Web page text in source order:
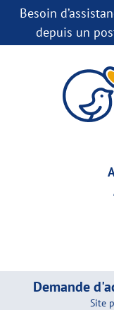
Besoin
depuis un
Demande
Site